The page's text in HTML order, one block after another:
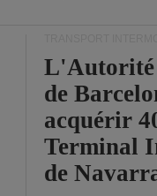
de
acquérir
Terminal
de